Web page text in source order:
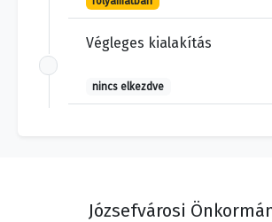
Végleges kialakítás
nincs elkezdve
Józsefvárosi